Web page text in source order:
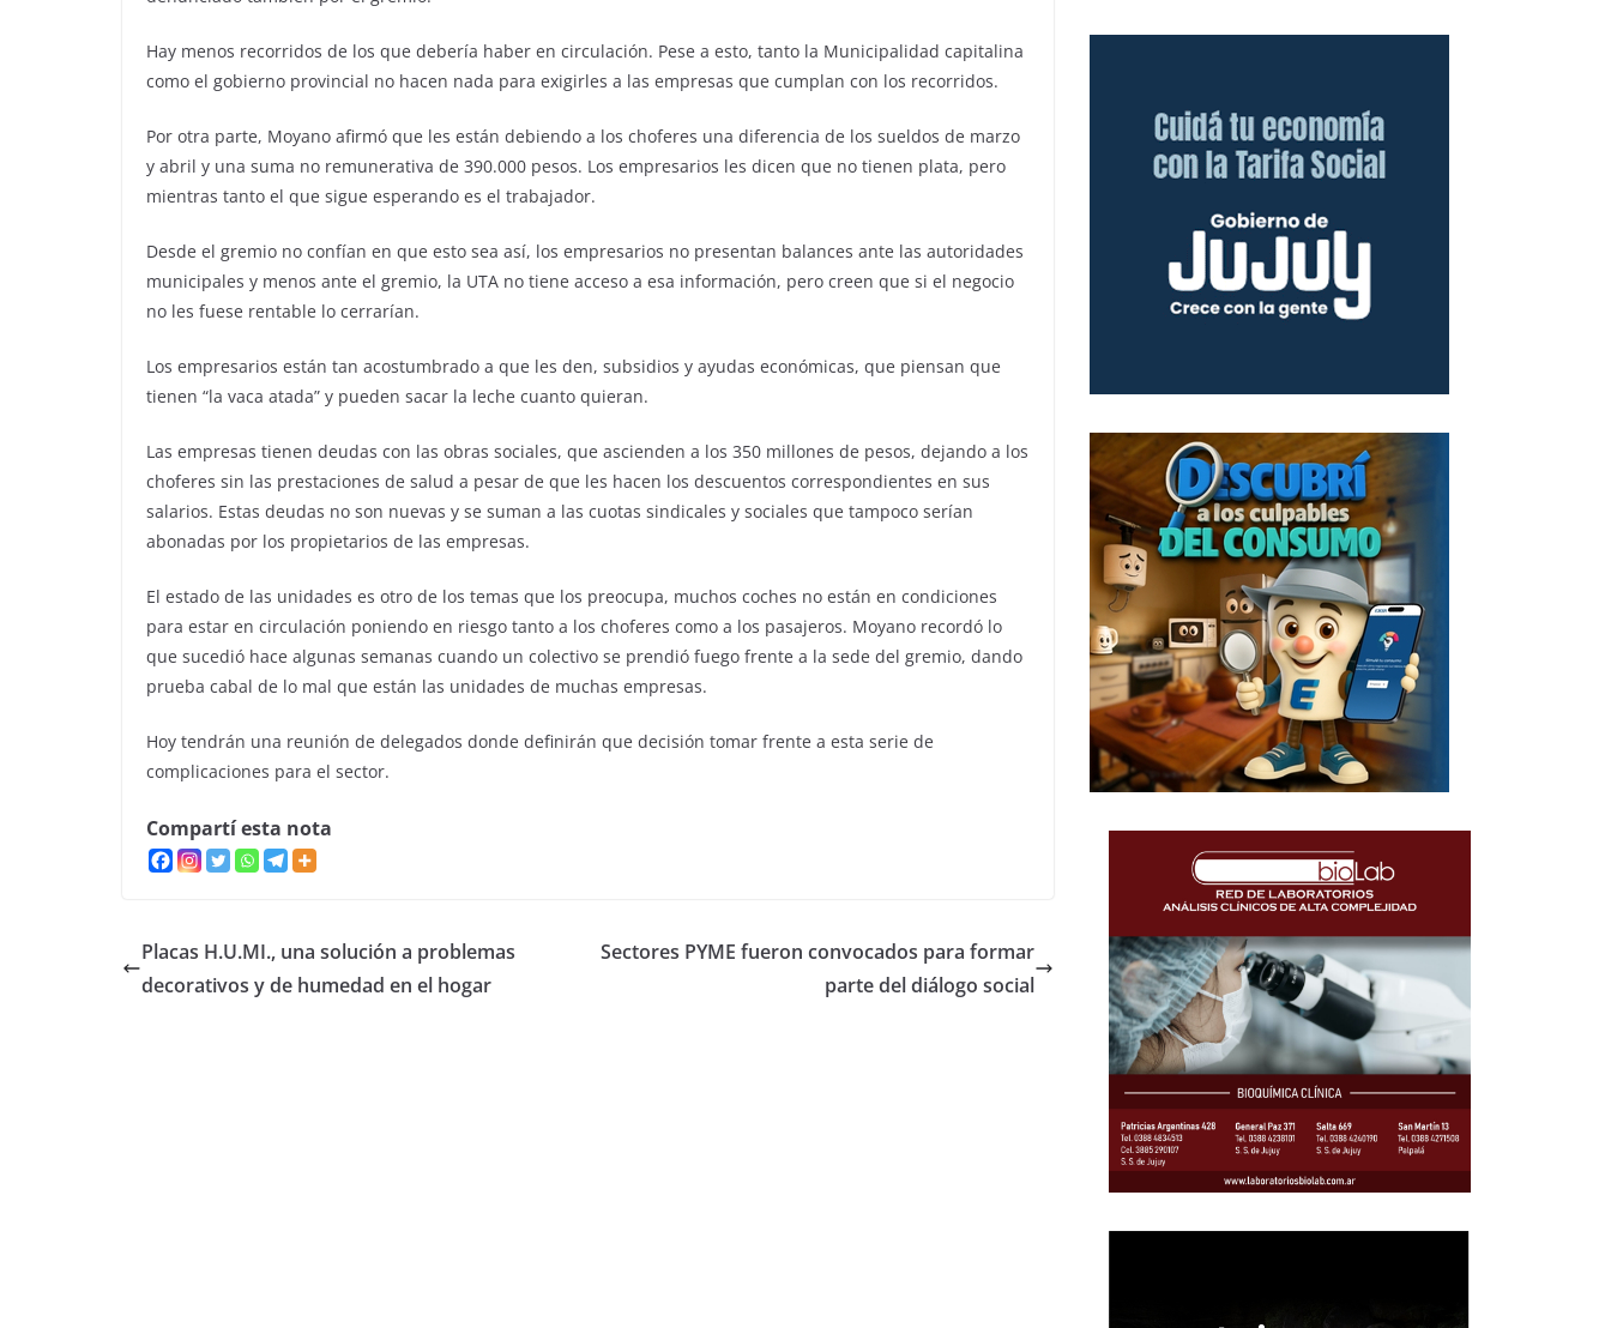
Hay menos recorridos de los que debería haber en circulación. Pese a esto, tanto la Municipalidad capitalina
como el gobierno provincial no hacen nada para exigirles a las empresas que cumplan con los recorridos.
Por otra parte, Moyano afirmó que les están debiendo a los choferes una diferencia de los sueldos de marzo
y abril y una suma no remunerativa de 390.000 pesos. Los empresarios les dicen que no tienen plata, pero
mientras tanto el que sigue esperando es el trabajador.
Desde el gremio no confían en que esto sea así, los empresarios no presentan balances ante las autoridades
municipales y menos ante el gremio, la UTA no tiene acceso a esa información, pero creen que si el negocio
no les fuese rentable lo cerrarían.
Los empresarios están tan acostumbrado a que les den, subsidios y ayudas económicas, que piensan que
tienen “la vaca atada” y pueden sacar la leche cuanto quieran.
Las empresas tienen deudas con las obras sociales, que ascienden a los 350 millones de pesos, dejando a los
choferes sin las prestaciones de salud a pesar de que les hacen los descuentos correspondientes en sus
salarios. Estas deudas no son nuevas y se suman a las cuotas sindicales y sociales que tampoco serían
abonadas por los propietarios de las empresas.
El estado de las unidades es otro de los temas que los preocupa, muchos coches no están en condiciones
para estar en circulación poniendo en riesgo tanto a los choferes como a los pasajeros. Moyano recordó lo
que sucedió hace algunas semanas cuando un colectivo se prendió fuego frente a la sede del gremio, dando
prueba cabal de lo mal que están las unidades de muchas empresas.
Hoy tendrán una reunión de delegados donde definirán que decisión tomar frente a esta serie de
complicaciones para el sector.
Compartí esta nota
Placas H.U.MI., una solución a problemas
decorativos y de humedad en el hogar
Sectores PYME fueron convocados para formar
parte del diálogo social